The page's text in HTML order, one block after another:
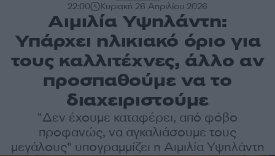
22:00 Κυριακή 26 Απριλίου 2026
Αιμιλία Υψηλάντη:
Υπάρχει ηλικιακό όριο για
τους καλλιτέχνες, άλλο αν
προσπαθούμε να το
διαχειριστούμε
"Δεν έχουμε καταφέρει, από φόβο
προφανώς, να αγκαλιάσουμε τους
μεγάλους" υπογραμμίζει η Αιμιλία Υψηλάντη